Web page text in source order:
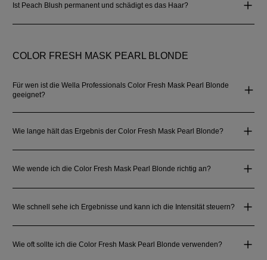
Ist Peach Blush permanent und schädigt es das Haar?
COLOR FRESH MASK PEARL BLONDE
Für wen ist die Wella Professionals Color Fresh Mask Pearl Blonde
geeignet?
Wie lange hält das Ergebnis der Color Fresh Mask Pearl Blonde?
Wie wende ich die Color Fresh Mask Pearl Blonde richtig an?
Wie schnell sehe ich Ergebnisse und kann ich die Intensität steuern?
Wie oft sollte ich die Color Fresh Mask Pearl Blonde verwenden?